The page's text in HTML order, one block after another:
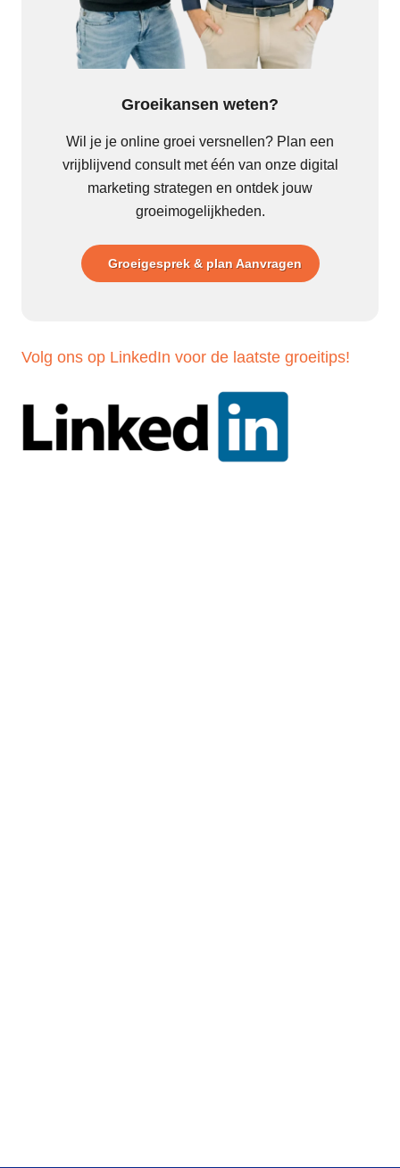
Groeikansen weten?
Wil je je online groei versnellen? Plan een
vrijblijvend consult met één van onze digital
marketing strategen en ontdek jouw
groeimogelijkheden.
Groeigesprek & plan Aanvragen
Volg ons op LinkedIn voor de laatste groeitips!